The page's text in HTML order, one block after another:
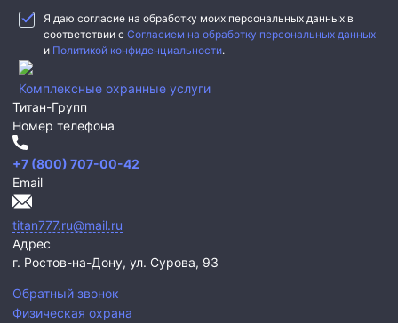
Я даю согласие на обработку моих персональных данных в
соответствии с Согласием на обработку персональных данных
и Политикой конфиденциальности.
Комплексные охранные услуги
Титан-Групп
Номер телефона
+7 (800) 707-00-42
Email
titan777.ru@mail.ru
Адрес
г. Ростов-на-Дону, ул. Сурова, 93
Обратный звонок
Физическая охрана